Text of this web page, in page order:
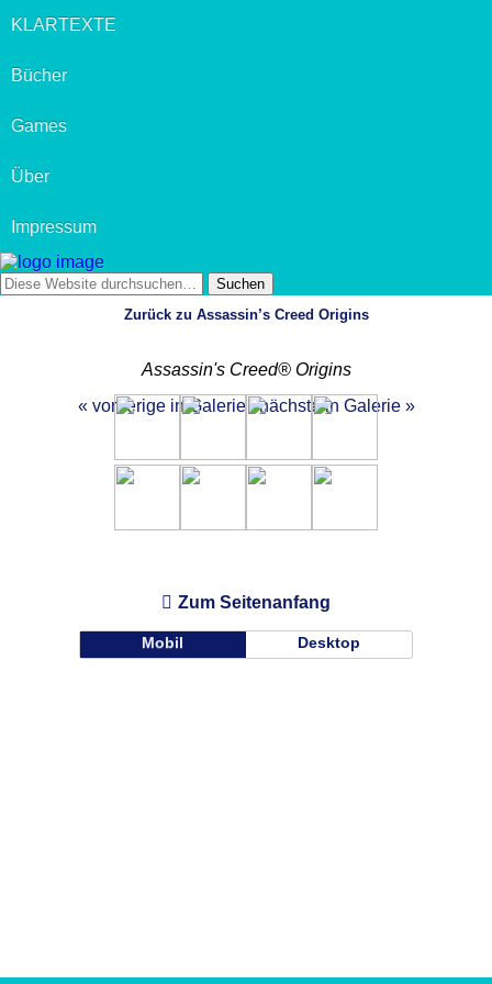
KLARTEXTE
Bücher
Games
Über
Impressum
Zurück zu Assassin’s Creed Origins
Assassin's Creed® Origins
« vorherige in Galerie
nächste in Galerie »
Zum Seitenanfang
Mobil Desktop